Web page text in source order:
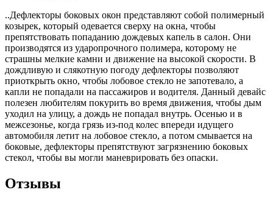
..Дефлекторы боковых окон представляют собой полимерный
козырек, который одевается сверху на окна, чтобы
препятствовать попаданию дождевых капель в салон. Они
производятся из ударопрочного полимера, которому не
страшны мелкие камни и движение на высокой скорости. В
дождливую и слякотную погоду дефлекторы позволяют
приоткрыть окно, чтобы лобовое стекло не запотевало, а
капли не попадали на пассажиров и водителя. Данный девайс
полезен любителям покурить во время движения, чтобы дым
уходил на улицу, а дождь не попадал внутрь. Осенью и в
межсезонье, когда грязь из-под колес впереди идущего
автомобиля летит на лобовое стекло, а потом смывается на
боковые, дефлекторы препятствуют загрязнению боковых
стекол, чтобы вы могли маневрировать без опаски.
Отзывы